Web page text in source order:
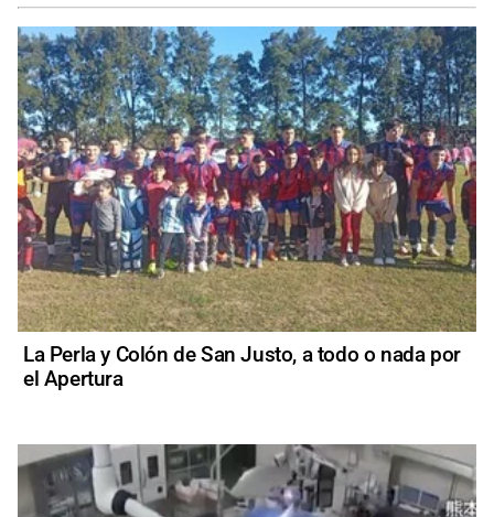
La Perla y Colón de San Justo, a todo o nada por
el Apertura